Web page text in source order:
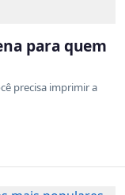
para quem
precisa imprimir a